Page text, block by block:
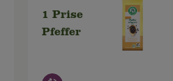
1 Prise
Pfeffer